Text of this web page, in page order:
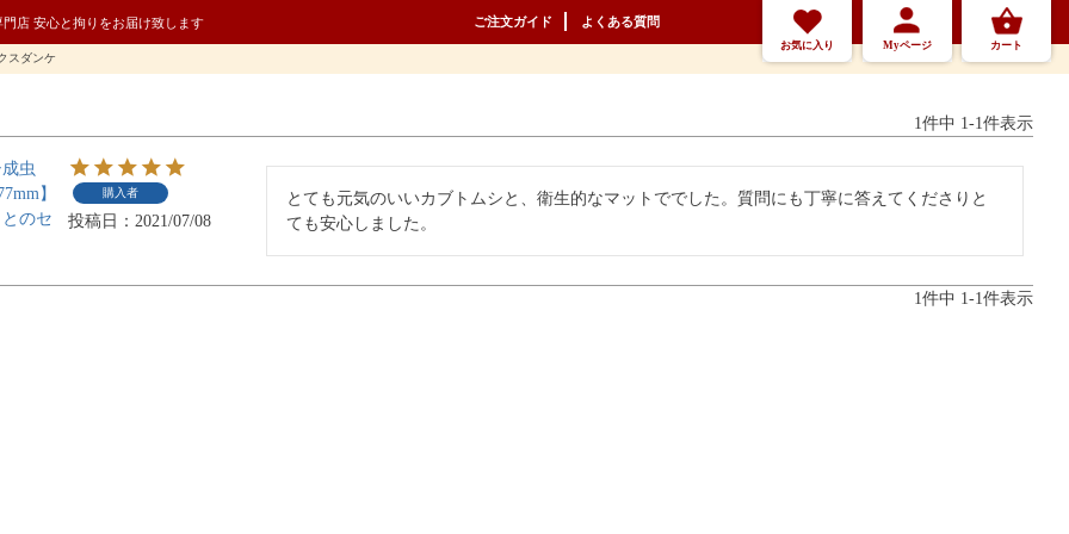
店 安心と拘りをお届け致します ご注文ガイド よくある質問
スダンケ
お気に入り Myページ カート
1件中 1-1件表示
虫
】
のセ
購入者
投稿日 2021/07/08
とても元気のいいカブトムシと、衛生的なマットででした。質問にも丁寧に答えてくださりと
ても安心しました。
1件中 1-1件表示